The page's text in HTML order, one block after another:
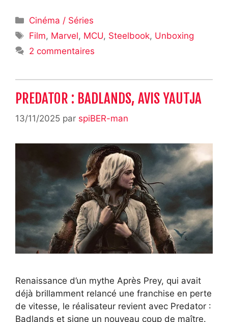
Catégories
Cinéma / Séries
Étiquettes
Film, Marvel, MCU, Steelbook, Unboxing
2 commentaires
PREDATOR : BADLANDS, AVIS YAUTJA
13/11/2025 par spiBER-man
Renaissance d’un mythe Après Prey, qui avait
déjà brillamment relancé une franchise en perte
de vitesse, le réalisateur revient avec Predator :
Badlands et signe un nouveau coup de maître.